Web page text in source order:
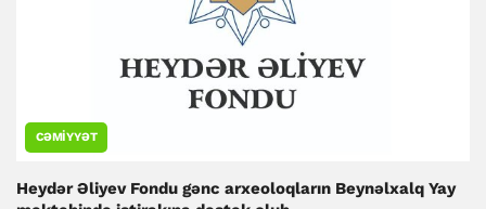
CƏMIYYƏT
Heydər Əliyev Fondu gənc arxeoloqların Beynəlxalq Yay